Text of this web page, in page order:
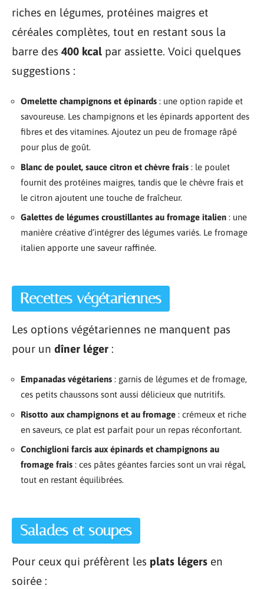
riches en légumes, protéines maigres et
céréales complètes, tout en restant sous la
barre des 400 kcal par assiette. Voici quelques
suggestions :
Omelette champignons et épinards : une option rapide et
savoureuse. Les champignons et les épinards apportent des
fibres et des vitamines. Ajoutez un peu de fromage râpé
pour plus de goût.
Blanc de poulet, sauce citron et chèvre frais : le poulet
fournit des protéines maigres, tandis que le chèvre frais et
le citron ajoutent une touche de fraîcheur.
Galettes de légumes croustillantes au fromage italien : une
manière créative d’intégrer des légumes variés. Le fromage
italien apporte une saveur raffinée.
Recettes végétariennes
Les options végétariennes ne manquent pas
pour un dîner léger :
Empanadas végétariens : garnis de légumes et de fromage,
ces petits chaussons sont aussi délicieux que nutritifs.
Risotto aux champignons et au fromage : crémeux et riche
en saveurs, ce plat est parfait pour un repas réconfortant.
Conchiglioni farcis aux épinards et champignons au
fromage frais : ces pâtes géantes farcies sont un vrai régal,
tout en restant équilibrées.
Salades et soupes
Pour ceux qui préfèrent les plats légers en
soirée :